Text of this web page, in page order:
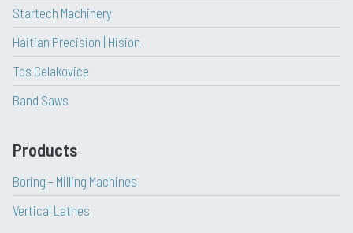
Startech Machinery
Haitian Precision | Hision
Tos Celakovice
Band Saws
Products
Boring – Milling Machines
Vertical Lathes